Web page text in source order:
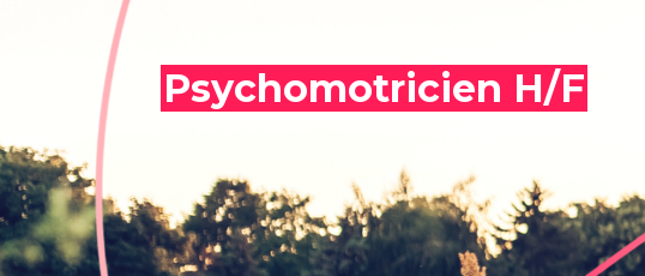
Psychomotricien H/F